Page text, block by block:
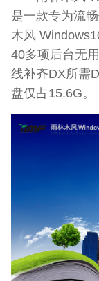
是一款专为流
木风
40多项后台无
线补齐DX所需
盘仅占15.6G。